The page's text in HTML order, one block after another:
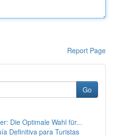
Report Page
Go
Die Optimale Wahl für...
Definitiva para Turistas